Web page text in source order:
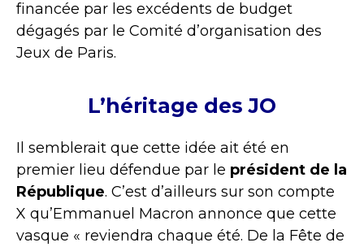
financée par les excédents de budget
dégagés par le Comité d’organisation des
Jeux de Paris.
L’héritage des JO
Il semblerait que cette idée ait été en
premier lieu défendue par le président de la
République. C’est d’ailleurs sur son compte
X qu’Emmanuel Macron annonce que cette
vasque « reviendra chaque été. De la Fête de